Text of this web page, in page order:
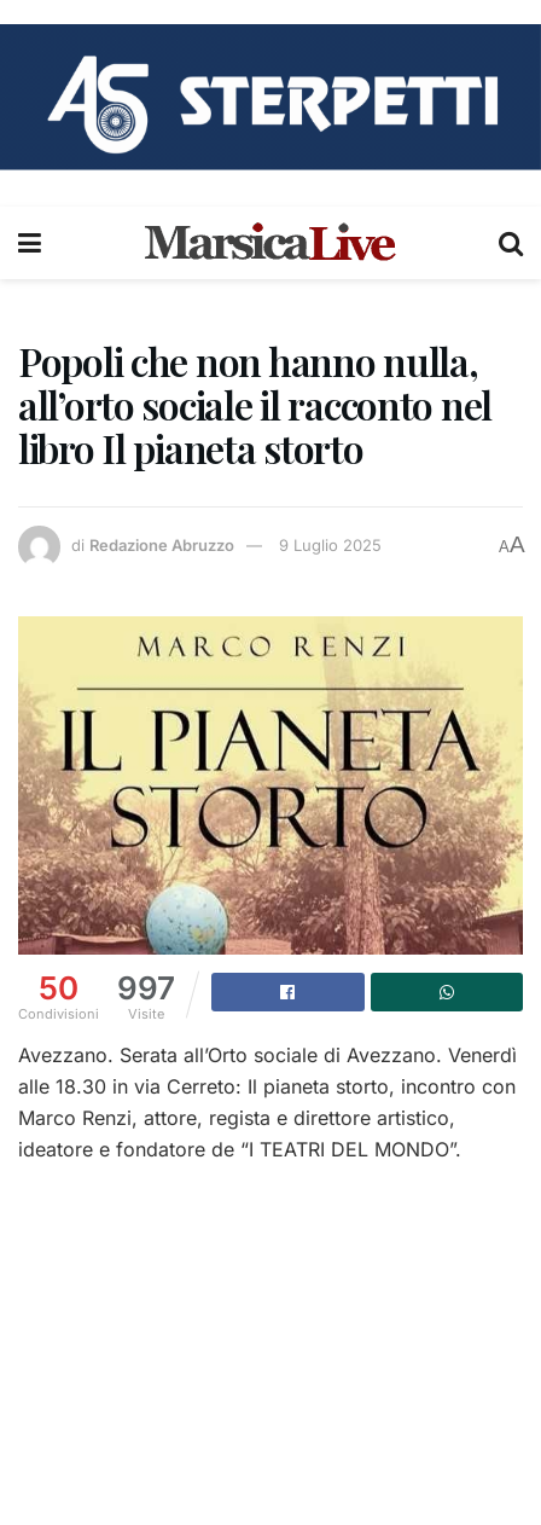
Popoli che non hanno nulla,
all’orto sociale il racconto nel
libro Il pianeta storto
di Redazione Abruzzo 9 Luglio 2025 AA
50
Condivisioni
997
Visite
Avezzano. Serata all’Orto sociale di Avezzano. Venerdì
alle 18.30 in via Cerreto: Il pianeta storto, incontro con
Marco Renzi, attore, regista e direttore artistico,
ideatore e fondatore de “I TEATRI DEL MONDO”.